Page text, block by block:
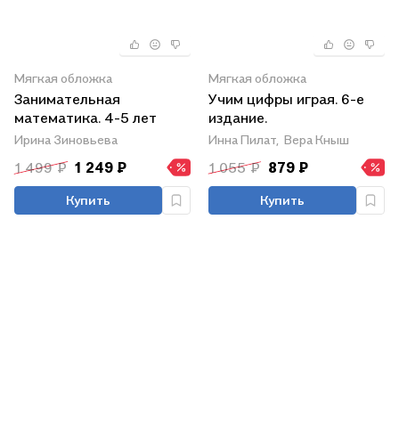
Мягкая обложка
Занимательная
математика. 4-5 лет
Ирина Зиновьева
1 499 ₽ 1 249 ₽
Купить
Мягкая обложка
Учим цифры играя. 6-е
издание.
Инна Пилат, Вера Кныш
1 055 ₽ 879 ₽
Купить